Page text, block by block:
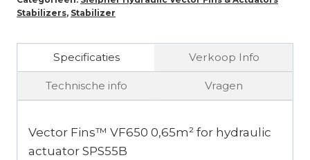
Stabilizers, Stabilizer
Specificaties Verkoop Info
Technische info Vragen
Vector Fins™ VF650 0,65m² for hydraulic
actuator SPS55B